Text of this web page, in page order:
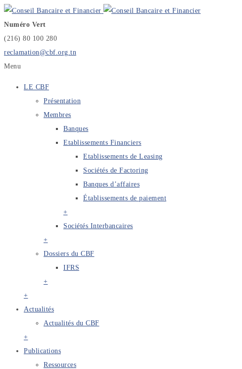
Numéro Vert
(216) 80 100 280
reclamation@cbf.org.tn
Menu
LE CBF
Présentation
Membres
Banques
Etablissements Financiers
Etablissements de Leasing
Sociétés de Factoring
Banques d’affaires
Établissements de paiement
+
Sociétés Interbancaires
+
Dossiers du CBF
IFRS
+
+
Actualités
Actualités du CBF
+
Publications
Ressources